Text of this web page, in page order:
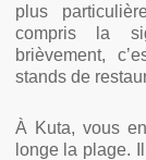
plus
compris la
brièvement,
stands de
À Kuta, vous
longe la plage.